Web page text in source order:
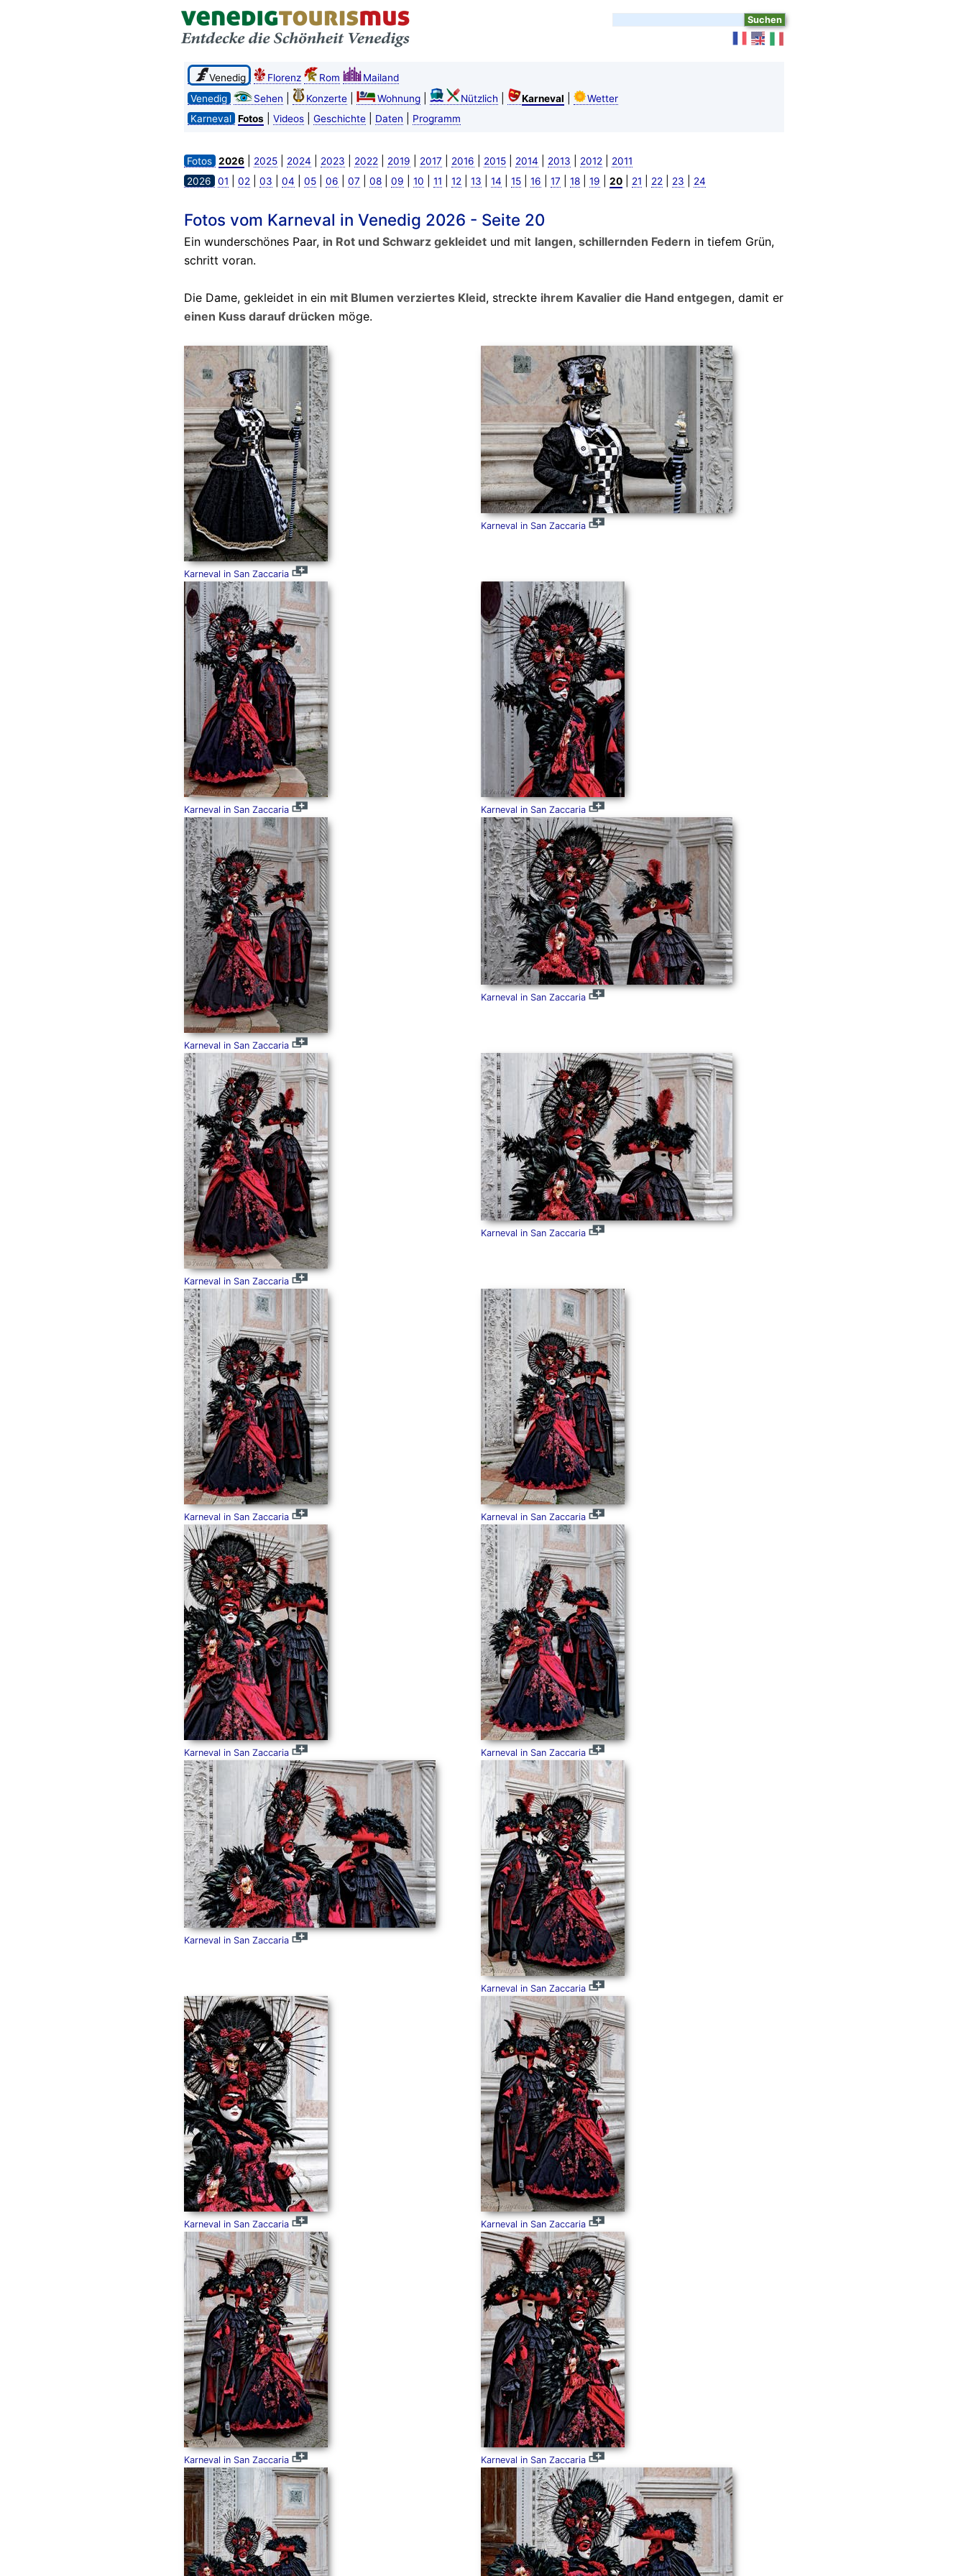
Venedig Florenz Rom
Mailand
Venedig
Sehen Konzerte| Wohnung| Nützlich Karneval
Wetter
Karneval Fotos| Videos| Geschichte| Daten Programm
Fotos 2026| 2025| 2024 2023 2022 2019 2017 2016 2015| 2014 2013 2012
2011
2026
01 02 03 04 05| 06 07 08| 09 10 11 12 13 14 15| 16 17 18| 19 20| 21 22 23 24
Fotos vom Karneval in Venedig 2026 - Seite 20
Ein wunderschönes Paar, in Rot und Schwarz gekleidetund mit langen, schillernden Federn in tiefem Grün,
schritt voran.
Die Dame, gekleidet in ein mit Blumen verziertes Kleid, streckte ihrem Kavalier die Hand entgegen, damit er
einen Kuss darauf drücken möge.
Karneval in San Zaccaria
Karneval in San Zaccaria
Karneval in San Zaccaria Karneval in San Zaccaria
Karneval in San Zaccaria
Karneval in San Zaccaria
Karneval in San Zaccaria
Karneval in San Zaccaria
Karneval in San Zaccaria Karneval in San Zaccaria
Karneval in San Zaccaria Karneval in San Zaccaria
Karneval in San Zaccaria
Karneval in San Zaccaria
Karneval in San Zaccaria Karneval in San Zaccaria
Karneval in San Zaccaria Karneval in San Zaccaria